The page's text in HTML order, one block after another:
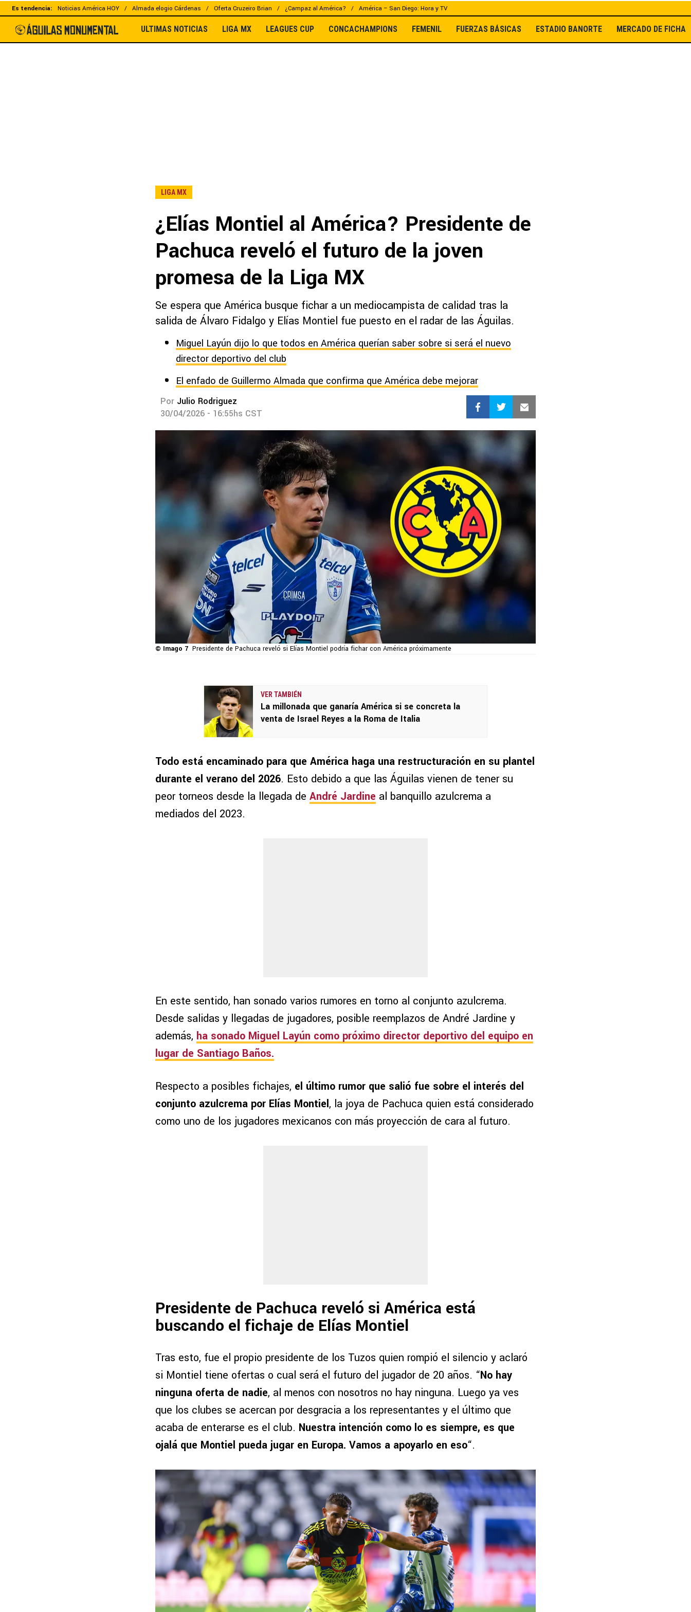
Es tendencia: Noticias América HOY Almada elogio Cárdenas Oferta Cruzeiro Brian ¿Campaz al América? América – San Diego: Hora y TV
ULTIMAS NOTICIAS LIGA MX LEAGUES CUP CONCACHAMPIONS FEMENIL FUERZAS BÁSICAS ESTADIO BANORTE MERCADO DE
LIGA MX
¿Elías Montiel al América? Presidente de
Pachuca reveló el futuro de la joven
promesa de la Liga MX
Se espera que América busque fichar a un mediocampista de calidad tras la
salida de Álvaro Fidalgo y Elías Montiel fue puesto en el radar de las Águilas.
Miguel Layún dijo lo que todos en América querían saber sobre si será el nuevo
director deportivo del club
El enfado de Guillermo Almada que confirma que América debe mejorar
Por Julio Rodriguez
30/04/2026 - 16:55hs CST
© Imago 7 Presidente de Pachuca reveló si Elías Montiel podría fichar con América próximamente
VER TAMBIÉN
La millonada que ganaría América si se concreta la
venta de Israel Reyes a la Roma de Italia
Todo está encaminado para que América haga una restructuración en su plantel
durante el verano del 2026. Esto debido a que las Águilas vienen de tener su
peor torneos desde la llegada de André Jardine al banquillo azulcrema a
mediados del 2023.
En este sentido, han sonado varios rumores en torno al conjunto azulcrema.
Desde salidas y llegadas de jugadores, posible reemplazos de André Jardine y
además, ha sonado Miguel Layún como próximo director deportivo del equipo en
lugar de Santiago Baños.
Respecto a posibles fichajes, el último rumor que salió fue sobre el interés del
conjunto azulcrema por Elías Montiel, la joya de Pachuca quien está considerado
como uno de los jugadores mexicanos con más proyección de cara al futuro.
Presidente de Pachuca reveló si América está
buscando el fichaje de Elías Montiel
Tras esto, fue el propio presidente de los Tuzos quien rompió el silencio y aclaró
si Montiel tiene ofertas o cual será el futuro del jugador de 20 años. “No hay
ninguna oferta de nadie, al menos con nosotros no hay ninguna. Luego ya ves
que los clubes se acercan por desgracia a los representantes y el último que
acaba de enterarse es el club. Nuestra intención como lo es siempre, es que
ojalá que Montiel pueda jugar en Europa. Vamos a apoyarlo en eso“.